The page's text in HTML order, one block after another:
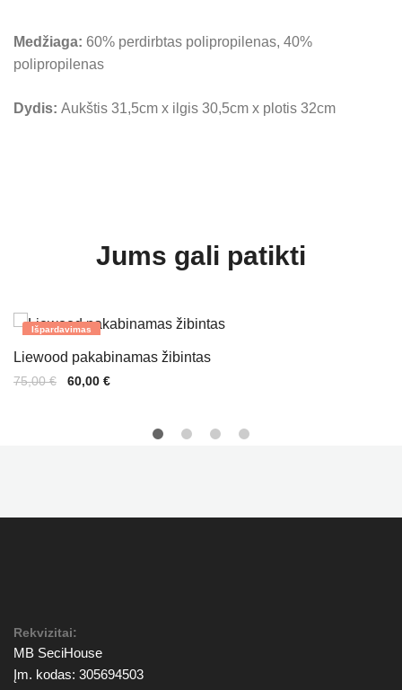
Medžiaga: 60% perdirbtas polipropilenas, 40%
polipropilenas
Dydis: Aukštis 31,5cm x ilgis 30,5cm x plotis 32cm
Jums gali patikti
Išpardavimas
Liewood pakabinamas žibintas
75,00€
Original
60,00 €Current
Rekvizitai:
MB SeciHouse
Įm. kodas: 305694503